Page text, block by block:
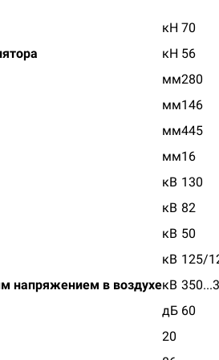
кН 70
кН 56
мм280
мм146
мм445
мм16
кВ 130
кВ 82
кВ 50
кВ 125/
напряжением в воздухекВ
дБ 60
20